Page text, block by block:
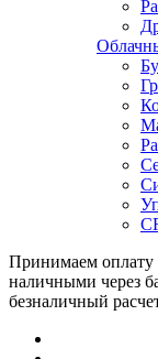
Принимаем оплату
наличными через
безналичный